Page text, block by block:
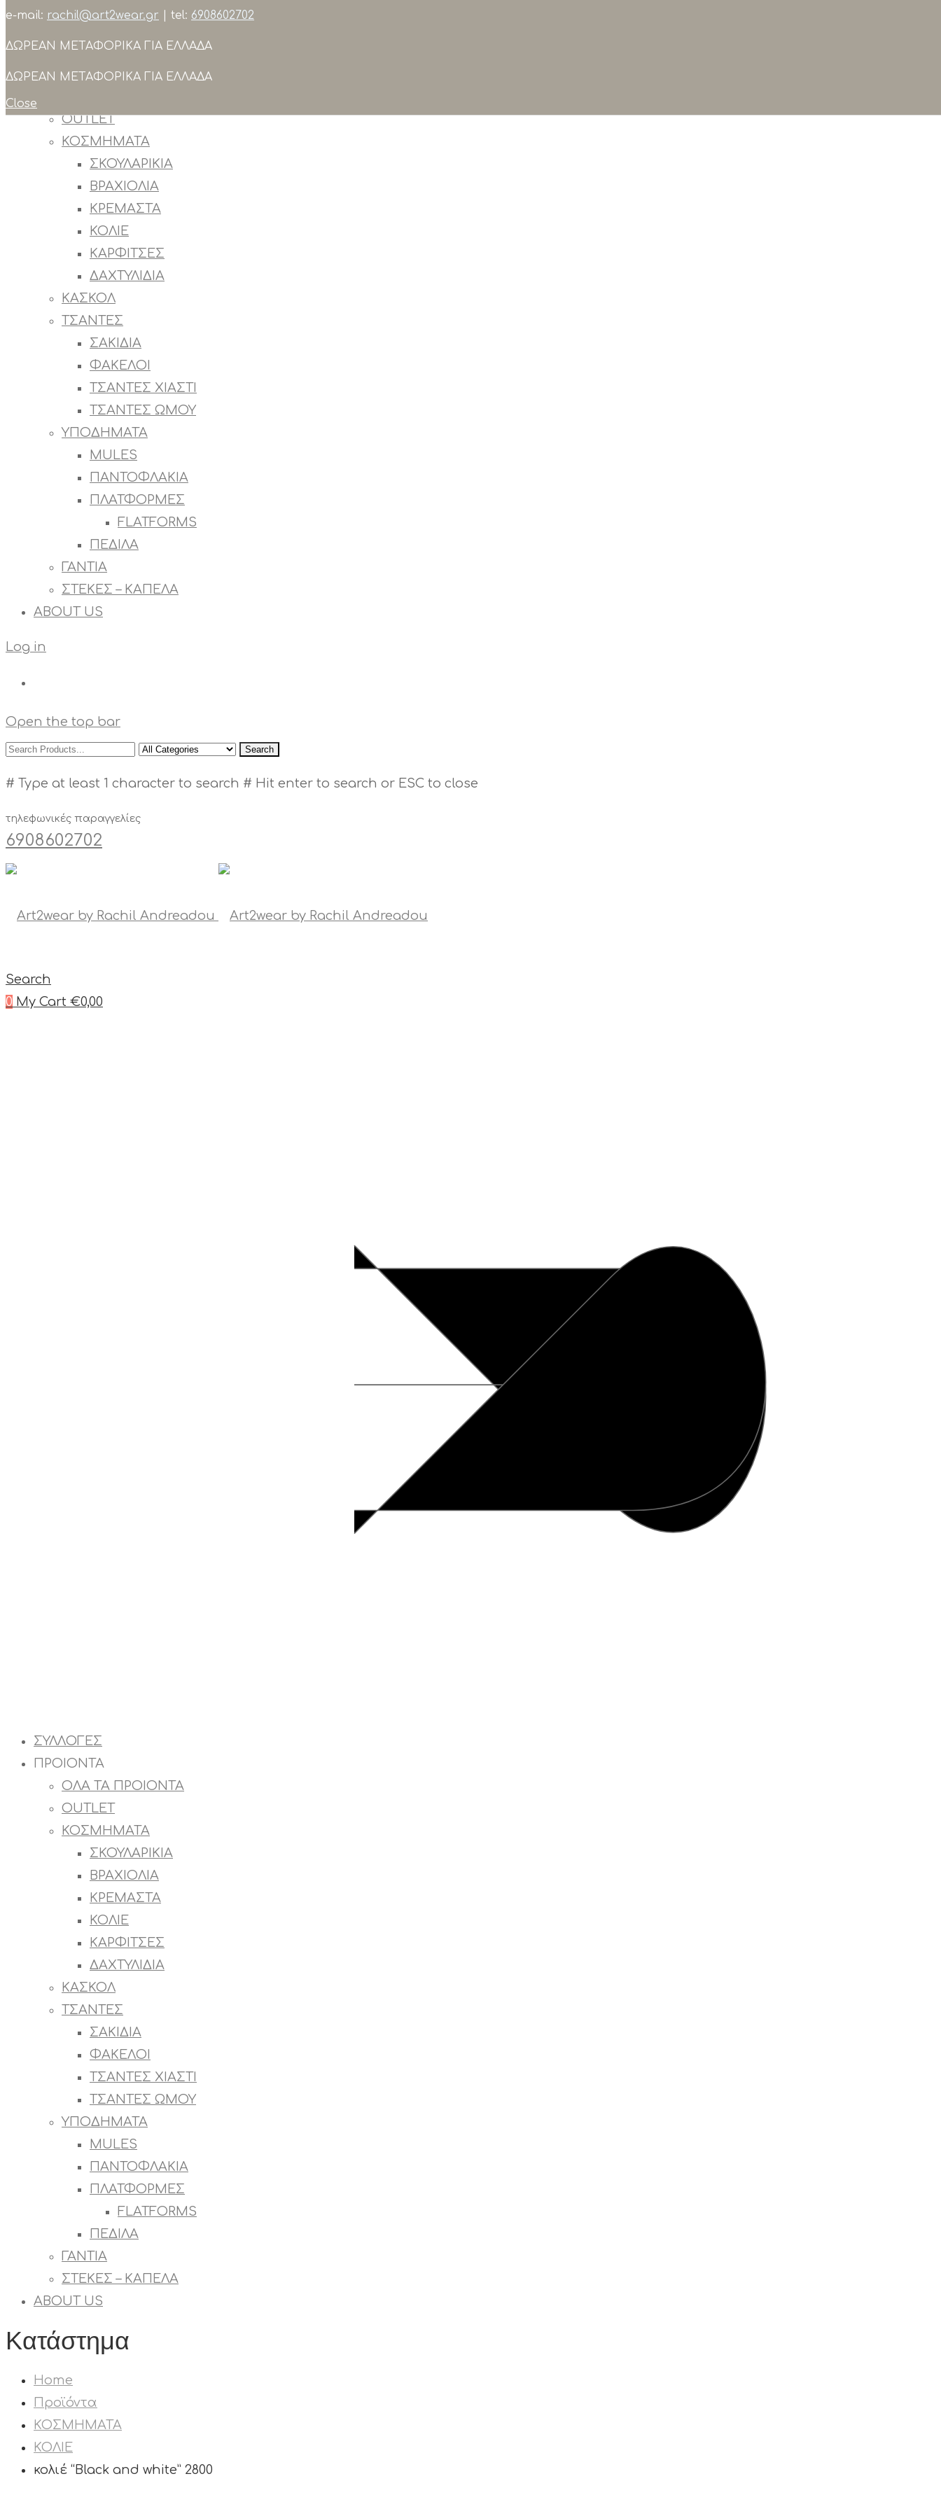
Search
ΣΥΛΛΟΓΕΣ
ΠΡΟΙΟΝΤΑ
OUTLET
ΚΟΣΜΗΜΑΤΑ
ΣΚΟΥΛΑΡΙΚΙΑ
ΒΡΑΧΙΟΛΙΑ
ΚΡΕΜΑΣΤΑ
ΚΟΛΙΕ
ΚΑΡΦΙΤΣΕΣ
ΔΑΧΤΥΛΙΔΙΑ
ΚΑΣΚΟΛ
ΤΣΑΝΤΕΣ
ΣΑΚΙΔΙΑ
ΦΑΚΕΛΟΙ
ΤΣΑΝΤΕΣ ΧΙΑΣΤΙ
ΤΣΑΝΤΕΣ ΩΜΟΥ
ΥΠΟΔΗΜΑΤΑ
MULES
ΠΑΝΤΟΦΛΑΚΙΑ
ΠΛΑΤΦΟΡΜΕΣ
FLATFORMS
ΠΕΔΙΛΑ
ΓΑΝΤΙΑ
ΣΤΕΚΕΣ – ΚΑΠΕΛΑ
ABOUT US
Log in
e-mail: rachil@art2wear.gr | tel: 6908602702
ΔΩΡΕΑΝ ΜΕΤΑΦΟΡΙΚΑ ΓΙΑ ΕΛΛΑΔΑ
ΔΩΡΕΑΝ ΜΕΤΑΦΟΡΙΚΑ ΓΙΑ ΕΛΛΑΔΑ
Close
Open the top bar
Search
# Type at least 1 character to search # Hit enter to search or ESC to close
τηλεφωνικές παραγγελίες
6908602702
Search
0 My Cart €0,00
ΣΥΛΛΟΓΕΣ
ΠΡΟΙΟΝΤΑ
ΟΛΑ ΤΑ ΠΡΟΙΟΝΤΑ
OUTLET
ΚΟΣΜΗΜΑΤΑ
ΣΚΟΥΛΑΡΙΚΙΑ
ΒΡΑΧΙΟΛΙΑ
ΚΡΕΜΑΣΤΑ
ΚΟΛΙΕ
ΚΑΡΦΙΤΣΕΣ
ΔΑΧΤΥΛΙΔΙΑ
ΚΑΣΚΟΛ
ΤΣΑΝΤΕΣ
ΣΑΚΙΔΙΑ
ΦΑΚΕΛΟΙ
ΤΣΑΝΤΕΣ ΧΙΑΣΤΙ
ΤΣΑΝΤΕΣ ΩΜΟΥ
ΥΠΟΔΗΜΑΤΑ
MULES
ΠΑΝΤΟΦΛΑΚΙΑ
ΠΛΑΤΦΟΡΜΕΣ
FLATFORMS
ΠΕΔΙΛΑ
ΓΑΝΤΙΑ
ΣΤΕΚΕΣ – ΚΑΠΕΛΑ
ABOUT US
Κατάστημα
Home
Προϊόντα
ΚΟΣΜΗΜΑΤΑ
ΚΟΛΙΕ
κολιέ “Black and white” 2800